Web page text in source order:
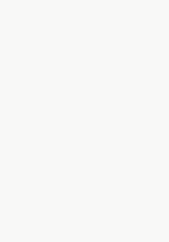
Твоя доброта и сострадание к
Твоя целеустремленность и
Сегодня ты выглядишь
Твоя улыбка способна
Твой стиль всегда безупречен,
У тебя действительно